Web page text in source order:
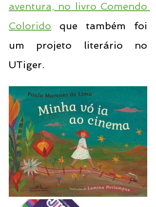
aventura, no livro Comendo
Colorido que também foi
um projeto literário no
UTiger.